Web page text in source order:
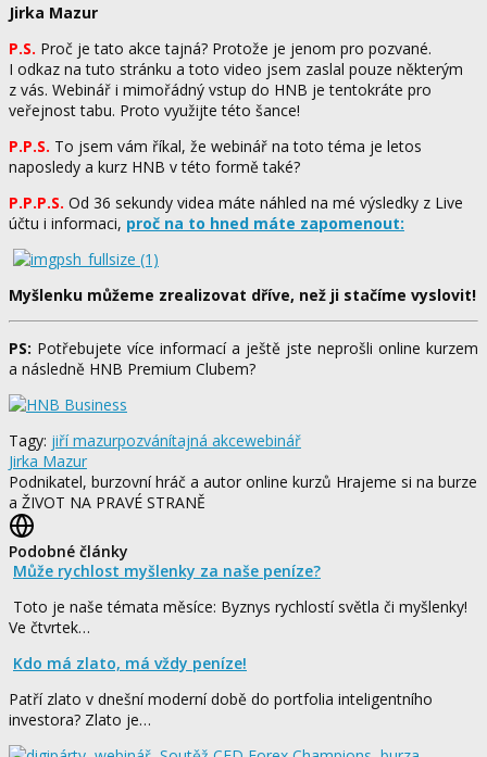
Jirka Mazur
P.S. Proč je tato akce tajná? Protože je jenom pro pozvané.
I odkaz na tuto stránku a toto video jsem zaslal pouze některým
z vás. Webinář i mimořádný vstup do HNB je tentokráte pro
veřejnost tabu. Proto využijte této šance!
P.P.S. To jsem vám říkal, že webinář na toto téma je letos
naposledy a kurz HNB v této formě také?
P.P.P.S. Od 36 sekundy videa máte náhled na mé výsledky z Live
účtu i informaci, proč na to hned máte zapomenout:
Myšlenku můžeme zrealizovat dříve, než ji stačíme vyslovit!
PS: Potřebujete více informací a ještě jste neprošli online kurzem
a následně HNB Premium Clubem?
Tagy: jiří mazurpozvánítajná akcewebinář
Jirka Mazur
Podnikatel, burzovní hráč a autor online kurzů Hrajeme si na burze
a ŽIVOT NA PRAVÉ STRANĚ
Podobné články
Může rychlost myšlenky za naše peníze?
Toto je naše témata měsíce: Byznys rychlostí světla či myšlenky!
Ve čtvrtek…
Kdo má zlato, má vždy peníze!
Patří zlato v dnešní moderní době do portfolia inteligentního
investora? Zlato je…